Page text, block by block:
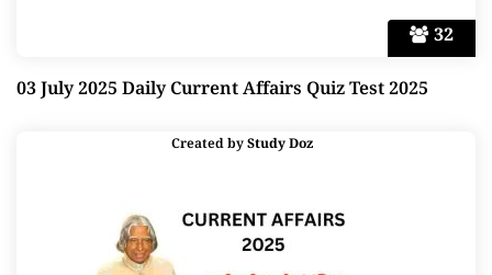
32
03 July 2025 Daily Current Affairs Quiz Test 2025
Created byStudy Doz